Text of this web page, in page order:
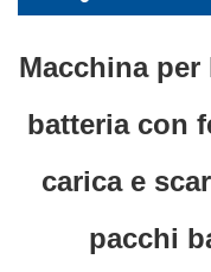
Macchina
batteria con
carica e
pacchi